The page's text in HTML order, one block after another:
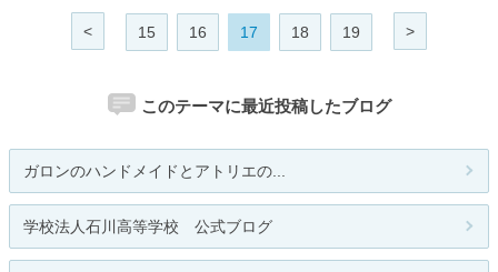
< 15 16 17 18 19 >
このテーマに最近投稿したブログ
ガロンのハンドメイドとアトリエの...
学校法人石川高等学校 公式ブログ